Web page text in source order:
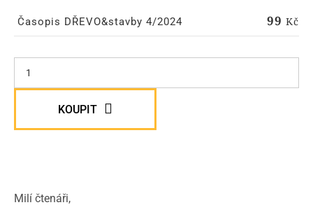
Časopis DŘEVO&stavby 4/2024 99 Kč
KOUPIT
Milí čtenáři,